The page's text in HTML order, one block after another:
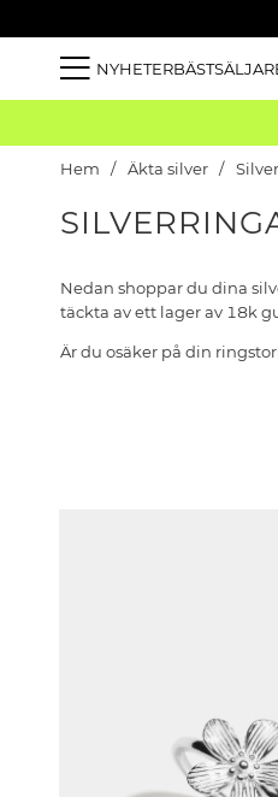
NYHETER
Hem Äkta silver
Nedan shoppar du dina
täckta av ett lager av 18k
Är du osäker på din